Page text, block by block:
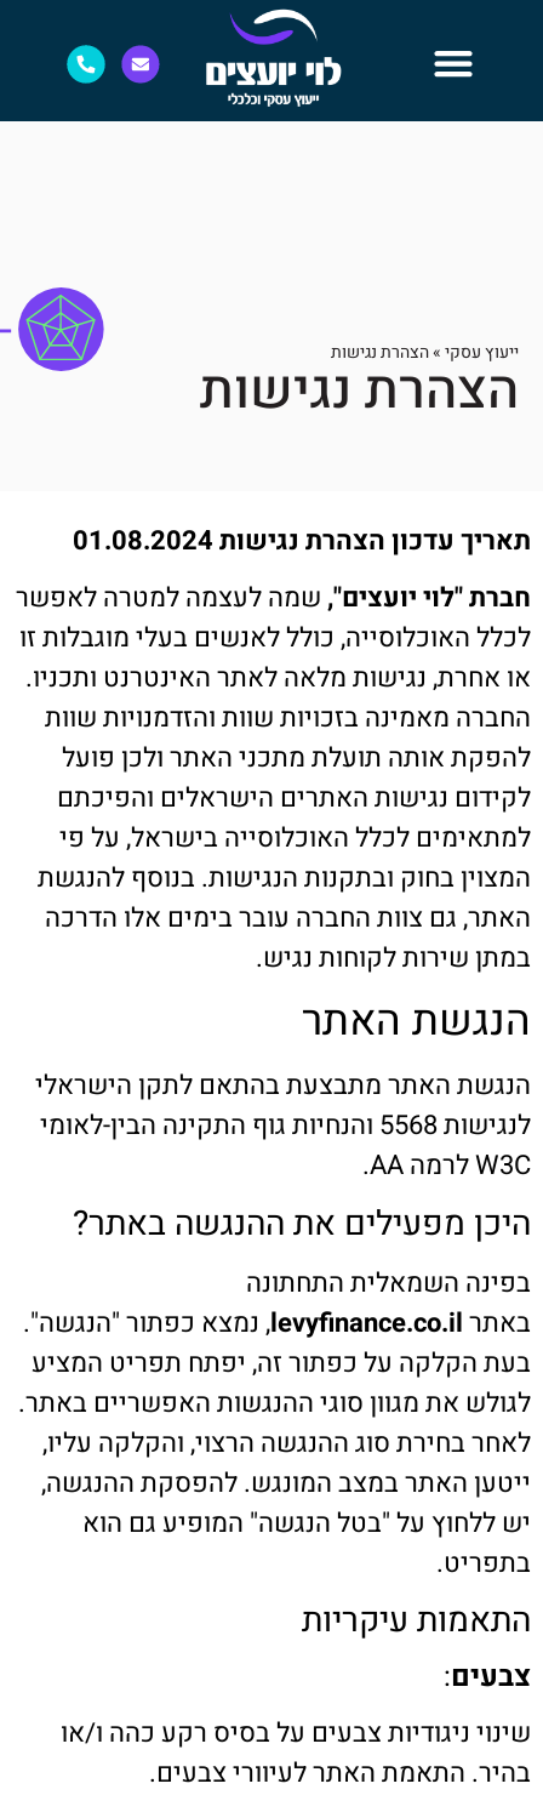
ייעוץ עסקי»הצהרת נגישות
הצהרת נגישות
תאריך עדכון הצהרת נגישות 01.08.2024
חברת "לוי יועצים", שמה לעצמה למטרה לאפשר
לכלל האוכלוסייה, כולל לאנשים בעלי מוגבלות זו
או אחרת, נגישות מלאה לאתר האינטרנט ותכניו.
החברה מאמינה בזכויות שוות והזדמנויות שוות
להפקת אותה תועלת מתכני האתר ולכן פועל
לקידום נגישות האתרים הישראלים והפיכתם
למתאימים לכלל האוכלוסייה בישראל, על פי
המצוין בחוק ובתקנות הנגישות. בנוסף להנגשת
האתר, גם צוות החברה עובר בימים אלו הדרכה
במתן שירות לקוחות נגיש.
הנגשת האתר
הנגשת האתר מתבצעת בהתאם לתקן הישראלי
לנגישות 5568 והנחיות גוף התקינה הבין-לאומי
W3C לרמה AA.
היכן מפעילים את ההנגשה באתר?
בפינה השמאלית התחתונה
באתר
, נמצא כפתור "הנגשה".
בעת הקלקה על כפתור זה, יפתח תפריט המציע
לגולש את מגוון סוגי ההנגשות האפשריים באתר.
לאחר בחירת סוג ההנגשה הרצוי, והקלקה עליו,
ייטען האתר במצב המונגש. להפסקת ההנגשה,
יש ללחוץ על "בטל הנגשה" המופיע גם הוא
בתפריט.
התאמות עיקריות
צבעים:
שינוי ניגודיות צבעים על בסיס רקע כהה ו/או
בהיר. התאמת האתר לעיוורי צבעים.